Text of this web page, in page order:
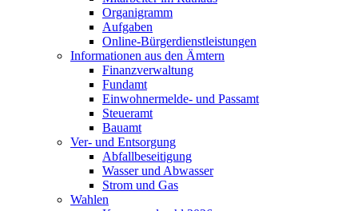
Organigramm
Aufgaben
Online-Bürgerdienstleistungen
Informationen aus den Ämtern
Finanzverwaltung
Fundamt
Einwohnermelde- und Passamt
Steueramt
Bauamt
Ver- und Entsorgung
Abfallbeseitigung
Wasser und Abwasser
Strom und Gas
Wahlen